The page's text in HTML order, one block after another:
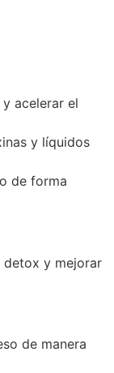
acelerar el
y líquidos
de forma
detox y mejorar
de manera